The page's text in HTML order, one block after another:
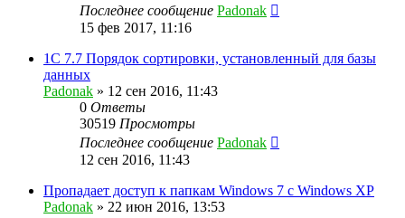
Последнее сообщение Padonak
15 фев 2017, 11:16
1С 7.7 Порядок сортировки, установленный для базы
данных
Padonak » 12 сен 2016, 11:43
0 Ответы
30519 Просмотры
Последнее сообщение Padonak
12 сен 2016, 11:43
Пропадает доступ к папкам Windows 7 с Windows XP
Padonak » 22 июн 2016, 13:53